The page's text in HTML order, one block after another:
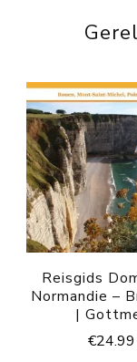
Reisgids
Normandie –
|
€24.99